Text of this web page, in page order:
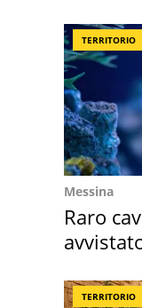
TERRITORIO
Messina
Raro
TERRITORIO